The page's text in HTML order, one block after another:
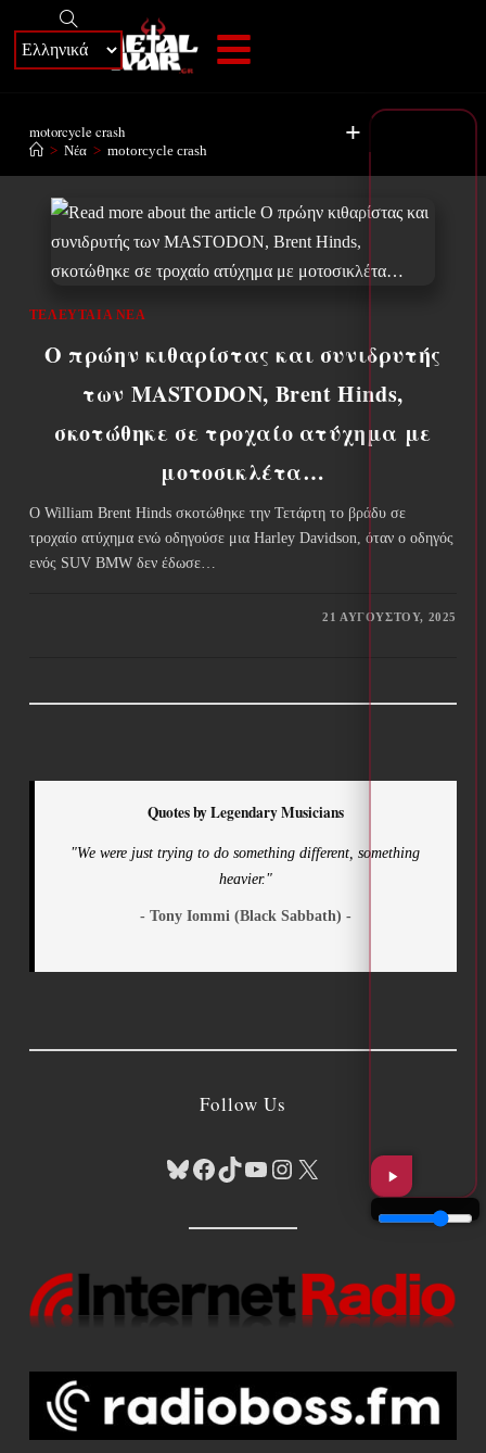
+
motorcycle crash
> Νέα > motorcycle crash
ΤΕΛΕΥΤΑΊΑ ΝΈΑ
Ο πρώην κιθαρίστας και συνιδρυτής
των MASTODON, Brent Hinds,
σκοτώθηκε σε τροχαίο ατύχημα με
μοτοσικλέτα…
Ο William Brent Hinds σκοτώθηκε την Τετάρτη το βράδυ σε
τροχαίο ατύχημα ενώ οδηγούσε μια Harley Davidson, όταν ο οδηγός
ενός SUV BMW δεν έδωσε…
21 ΑΥΓΟΎΣΤΟΥ, 2025
Quotes by Legendary Musicians
"We were just trying to do something different, something
heavier."
- Tony Iommi (Black Sabbath) -
Follow Us